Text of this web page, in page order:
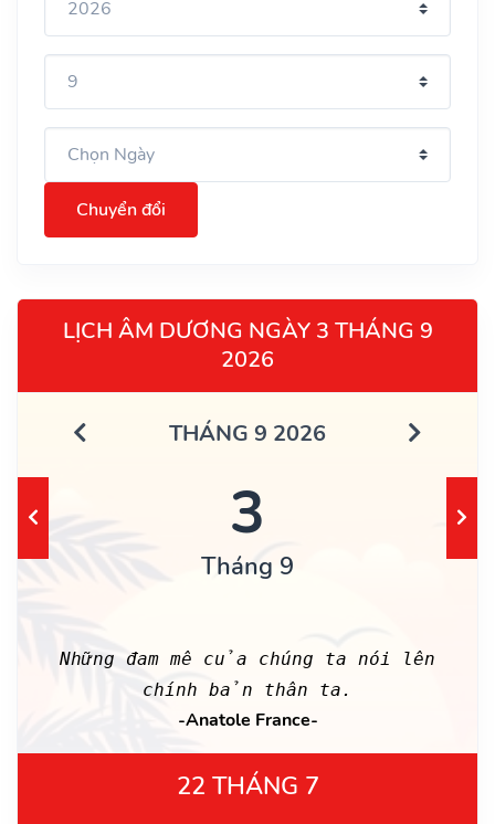
Chuyển đổi
LỊCH ÂM DƯƠNG NGÀY 3 THÁNG 9
2026
THÁNG 9 2026
3
Tháng 9
Những đam mê của chúng ta nói lên
chính bản thân ta.
-Anatole France-
22 THÁNG 7